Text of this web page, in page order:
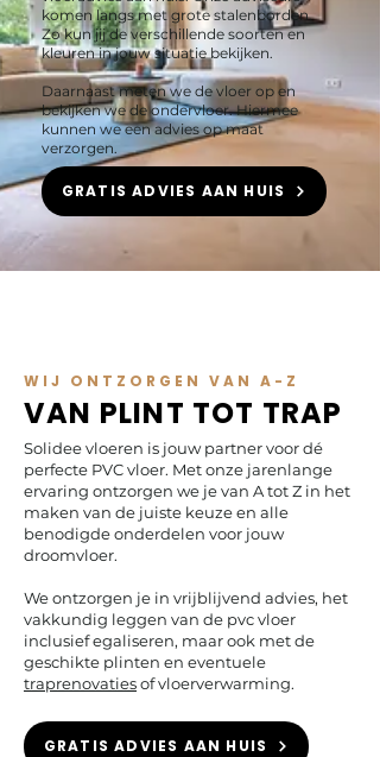
komen langs met grote stalenborden.
Zo kun jij de verschillende soorten en
kleuren in jouw situatie bekijken.
Daarnaast meten we de vloer op en
bekijken we de ondervloer. Hiermee
kunnen we een advies op maat
verzorgen.
GRATIS ADVIES AAN HUIS
WIJ ONTZORGEN VAN A-Z
VAN PLINT TOT TRAP
Solidee vloeren is jouw partner voor dé
perfecte PVC vloer. Met onze jarenlange
ervaring ontzorgen we je van A tot Z in het
maken van de juiste keuze en alle
benodigde onderdelen voor jouw
droomvloer.
We ontzorgen je in vrijblijvend advies, het
vakkundig leggen van de pvc vloer
inclusief egaliseren, maar ook met de
geschikte plinten en eventuele
traprenovatiesof vloerverwarming.
GRATIS ADVIES AAN HUIS